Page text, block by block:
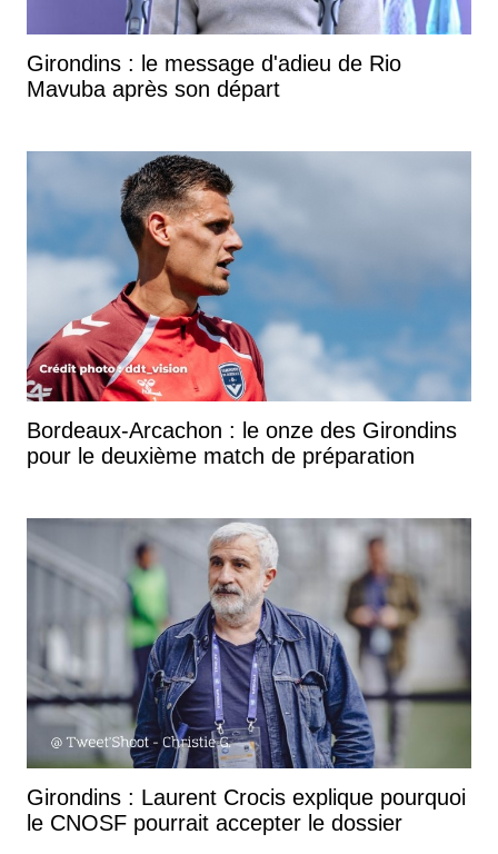
Girondins : le message d'adieu de Rio
Mavuba après son départ
Bordeaux-Arcachon : le onze des Girondins
pour le deuxième match de préparation
Girondins : Laurent Crocis explique pourquoi
le CNOSF pourrait accepter le dossier